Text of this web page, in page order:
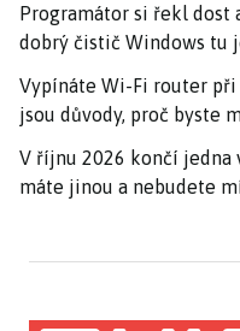
Programátor si řekl dost
dobrý čistič Windows tu
Vypínáte Wi-Fi router při
jsou důvody, proč byste
V říjnu 2026 končí jedna
máte jinou a nebudete